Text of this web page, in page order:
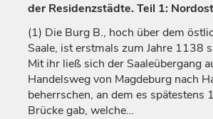
der Residenzstädte. Teil 1:
(1) Die Burg B., hoch über dem
Saale, ist erstmals zum Jahre 1138
Mit ihr ließ sich der Saaleübergang
Handelsweg von Magdeburg nach
beherrschen, an dem es spätestens
Brücke gab, welche…